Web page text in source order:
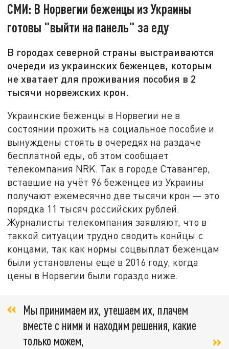
СМИ: В Норвегии беженцы из Украины
готовы "выйти на панель" за еду
В городах северной страны выстраиваются
очереди из украинских беженцев, которым
не хватает для проживания пособия в 2
тысячи норвежских крон.
Украинские беженцы в Норвегии не в
состоянии прожить на социальное пособие и
вынуждены стоять в очередях на раздаче
бесплатной еды, об этом сообщает
телекомпания NRK. Так в городе Ставангер,
вставшие на учёт 96 беженцев из Украины
получают ежемесячно две тысячи крон — это
порядка 11 тысяч российских рублей.
Журналисты телекомпания заявляют, что в
таккой ситуации трудно сводить конйцы с
концами, так как нормы соцвыплат беженцам
были установлены ещё в 2016 году, когда
цены в Норвегии были гораздо ниже.
Мы принимаем их, утешаем их, плачем
вместе с ними и находим решения, какие
только можем,